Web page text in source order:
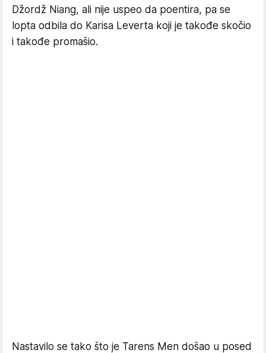
Džordž Niang, ali nije uspeo da poentira, pa se
lopta odbila do Karisa Leverta koji je takođe skočio
i takođe promašio.
Nastavilo se tako što je Tarens Men došao u posed